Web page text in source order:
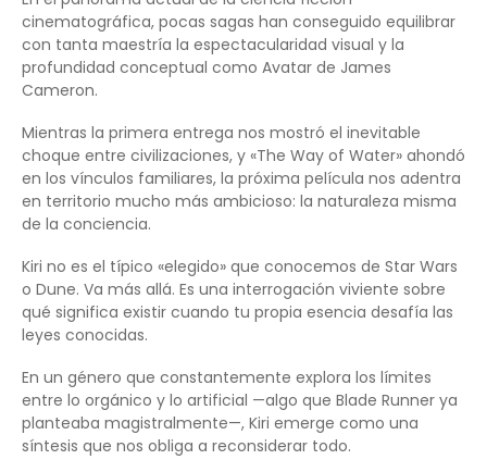
cinematográfica, pocas sagas han conseguido equilibrar
con tanta maestría la espectacularidad visual y la
profundidad conceptual como Avatar de James
Cameron.
Mientras la primera entrega nos mostró el inevitable
choque entre civilizaciones, y «The Way of Water» ahondó
en los vínculos familiares, la próxima película nos adentra
en territorio mucho más ambicioso: la naturaleza misma
de la conciencia.
Kiri no es el típico «elegido» que conocemos de Star Wars
o Dune. Va más allá. Es una interrogación viviente sobre
qué significa existir cuando tu propia esencia desafía las
leyes conocidas.
En un género que constantemente explora los límites
entre lo orgánico y lo artificial —algo que Blade Runner ya
planteaba magistralmente—, Kiri emerge como una
síntesis que nos obliga a reconsiderar todo.